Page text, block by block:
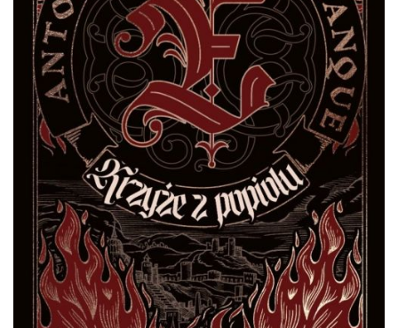
RECENZJE
DO CZYTANIA
NA EKRANIE
KONTAKT